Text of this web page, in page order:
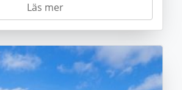
Läs mer